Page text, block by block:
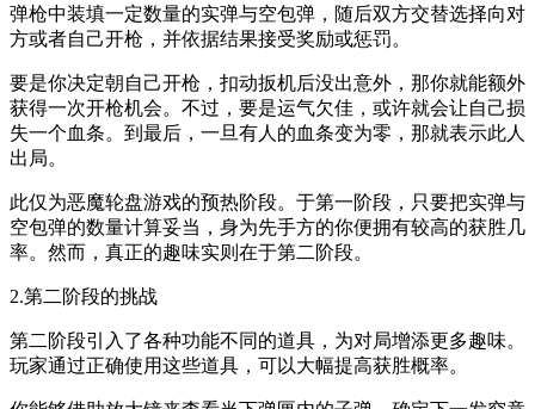
弹枪中装填一定数量的实弹与空包弹，随后双方交替选择向对
方或者自己开枪，并依据结果接受奖励或惩罚。
要是你决定朝自己开枪，扣动扳机后没出意外，那你就能额外
获得一次开枪机会。不过，要是运气欠佳，或许就会让自己损
失一个血条。到最后，一旦有人的血条变为零，那就表示此人
出局。
此仅为恶魔轮盘游戏的预热阶段。于第一阶段，只要把实弹与
空包弹的数量计算妥当，身为先手方的你便拥有较高的获胜几
率。然而，真正的趣味实则在于第二阶段。
2.第二阶段的挑战
第二阶段引入了各种功能不同的道具，为对局增添更多趣味。
玩家通过正确使用这些道具，可以大幅提高获胜概率。